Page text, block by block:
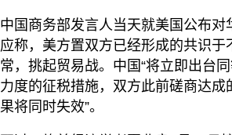
中国商务部发言人当天就美国公布对
应称，美方置双方已经形成的共识于
常，挑起贸易战。中国“将立即出台
力度的征税措施，双方此前磋商达成
果将同时失效”。